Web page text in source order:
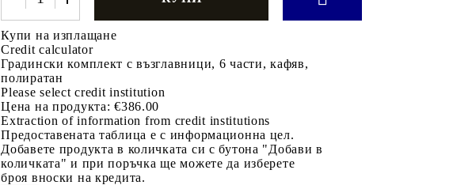
Купи на изплащане
Credit calculator
Градински комплект с възглавници, 6 части, кафяв,
полиратан
Please select credit institution
Цена на продукта: €386.00
Extraction of information from credit institutions
Предоставената таблица е с информационна цел.
Добавете продукта в количката си с бутона "Добави в
количката" и при поръчка ще можете да изберете
броя вноски на кредита.